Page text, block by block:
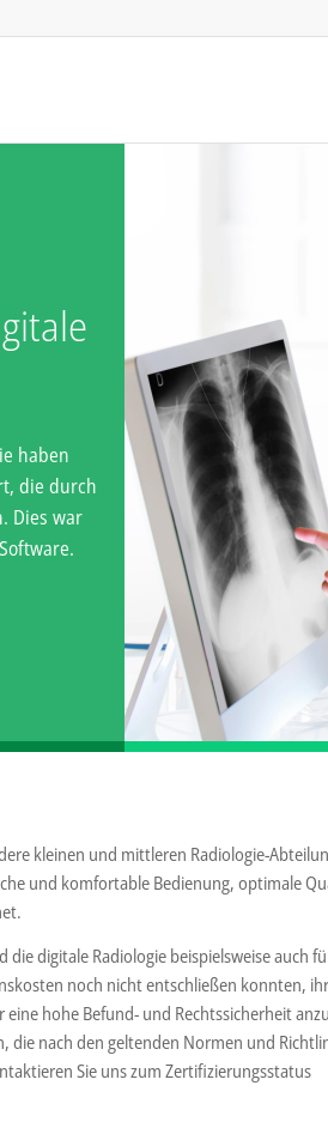
haben
die durch
Dies war
kleinen und mittleren Radiologie-
und komfortable Bedienung, optimale
die digitale Radiologie beispielsweise auch
noch nicht entschließen konnten,
eine hohe Befund- und Rechtssicherheit
die nach den geltenden Normen und
Sie uns zum Zertifizierungsstatus